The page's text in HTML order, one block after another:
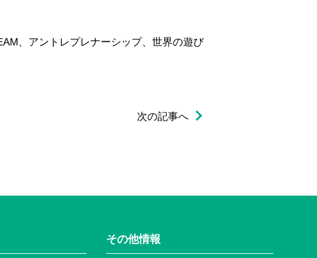
、アントレプレナーシップ、世界の遊び
次の記事へ
その他情報